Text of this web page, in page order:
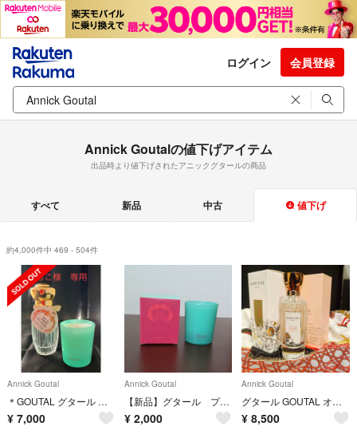
ログイン 会員登録
Annick Goutalの値下げアイテム
出品時より値下げされたアニックグタールの商品
すべて 新品 中古 値下げ
約4,000件中 469 - 504件
Annick Goutal
＊GOUTAL グタール プチシェリーギフトセット＊
¥ 7,000
Annick Goutal
【新品】グタール プチシェリー キャンドル
¥ 2,000
Annick Goutal
グタール GOUTAL オードトワレ ほぼ未使用
¥ 8,500